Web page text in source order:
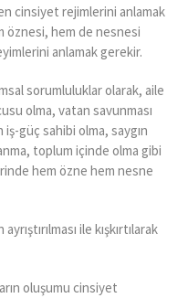
cinsiyet rejimlerini anlamak
öznesi, hem de nesnesi
anlamak gerekir.
sorumluluklar olarak, aile
olma, vatan savunması
güç sahibi olma, saygın
toplum içinde olma gibi
hem özne hem nesne
ile kışkırtılarak
oluşumu cinsiyet